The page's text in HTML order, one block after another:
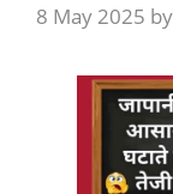
8 May 2025 by